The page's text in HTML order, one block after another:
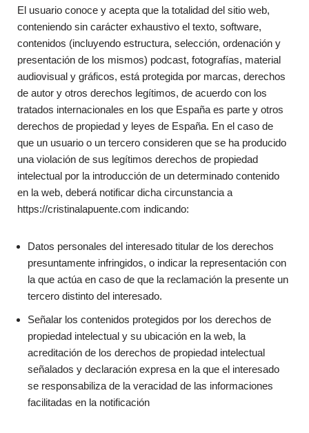
El usuario conoce y acepta que la totalidad del sitio web,
conteniendo sin carácter exhaustivo el texto, software,
contenidos (incluyendo estructura, selección, ordenación y
presentación de los mismos) podcast, fotografías, material
audiovisual y gráficos, está protegida por marcas, derechos
de autor y otros derechos legítimos, de acuerdo con los
tratados internacionales en los que España es parte y otros
derechos de propiedad y leyes de España. En el caso de
que un usuario o un tercero consideren que se ha producido
una violación de sus legítimos derechos de propiedad
intelectual por la introducción de un determinado contenido
en la web, deberá notificar dicha circunstancia a
https://cristinalapuente.com indicando:
Datos personales del interesado titular de los derechos
presuntamente infringidos, o indicar la representación con
la que actúa en caso de que la reclamación la presente un
tercero distinto del interesado.
Señalar los contenidos protegidos por los derechos de
propiedad intelectual y su ubicación en la web, la
acreditación de los derechos de propiedad intelectual
señalados y declaración expresa en la que el interesado
se responsabiliza de la veracidad de las informaciones
facilitadas en la notificación